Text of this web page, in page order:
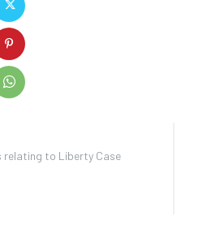
relating to Liberty Case